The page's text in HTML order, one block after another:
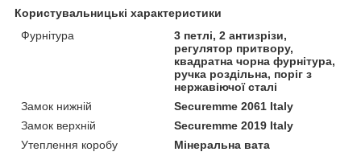
Користувальницькі характеристики
Фурнітура
3 петлі, 2 антизрізи,
регулятор притвору,
квадратна чорна фурнітура,
ручка роздільна, поріг з
нержавіючої сталі
Замок нижній
Securemme 2061 Italy
Замок верхній
Securemme 2019 Italy
Утеплення коробу
Мінеральна вата